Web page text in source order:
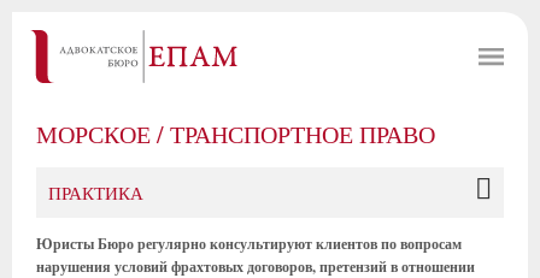
МОРСКОЕ / ТРАНСПОРТНОЕ ПРАВО
ПРАКТИКА
Юристы Бюро регулярно консультируют клиентов по вопросам
нарушения условий фрахтовых договоров, претензий в отношении